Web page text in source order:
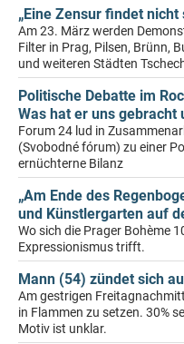
„Eine Zensur findet nicht
Am 23. März werden
Filter in Prag, Pilsen, Brünn,
und weiteren Städten
Politische Debatte im
Was hat er uns gebracht
Forum 24 lud in
(Svobodné fórum) zu einer
ernüchterne Bilanz
„Am Ende des
und Künstlergarten auf
Wo sich die Prager Bohème
Expressionismus trifft.
Mann (54) zündet sich
Am gestrigen
in Flammen zu setzen. 30%
Motiv ist unklar.